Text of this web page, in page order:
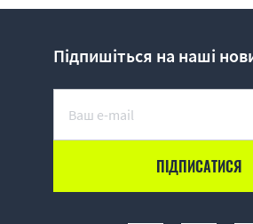
Підпишіться на наші